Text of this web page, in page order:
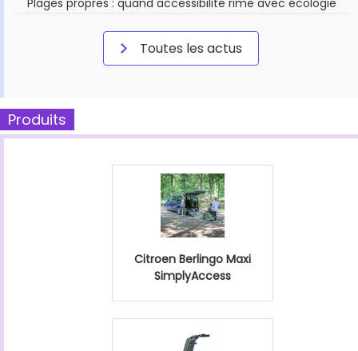
Plages propres : quand accessibilité rime avec écologie
Toutes les actus
Produits
Citroen Berlingo Maxi
SimplyAccess